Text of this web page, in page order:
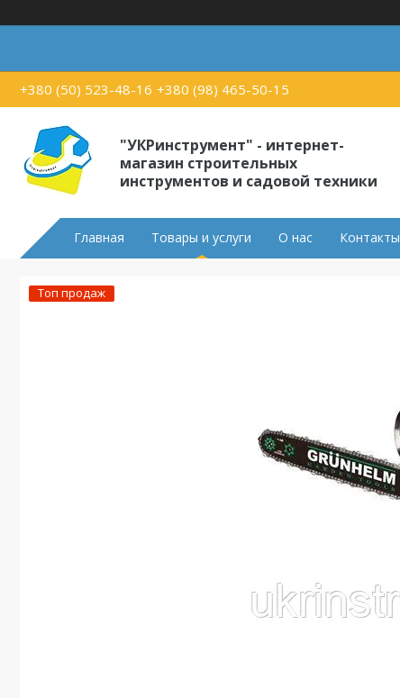
+380 (50) 523-48-16 +380 (98) 465-50-15
"УКРинструмент" - интернет-
магазин строительных
инструментов и садовой техники
Главная Товары и услуги О нас Контакты
Топ продаж